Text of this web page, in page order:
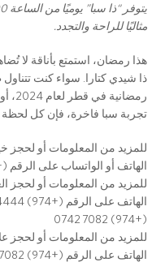
مثاليًا للراحة والتجدد .
هذا رمضان، استمتع بأناقة لا
ذا شيدي كتارا. سواء كنت
تجربة سبا فاخرة، فإن كل
للمزيد من المعلومات أو لحجز
الهاتف أو الواتساب على الرقم (+974) 7082
للمزيد من المعلومات أو لحجز
(+974) 7082 0742
للمزيد من المعلومات أو لحجز
الهاتف على الرقم (+974) 7082 0845 أو عبر الواتساب.